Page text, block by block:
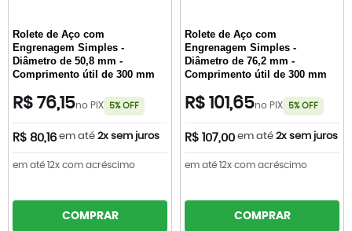
Rolete de Aço com
Engrenagem Simples -
Diâmetro de 50,8 mm -
Comprimento útil de 300 mm
R$ 76,15no PIX 5% OFF
R$ 80,16 em até 2x sem juros
em até 12x com acréscimo
COMPRAR
Rolete de Aço com
Engrenagem Simples -
Diâmetro de 76,2 mm -
Comprimento útil de 300 mm
R$ 101,65no PIX 5% OFF
R$ 107,00 em até 2x sem juros
em até 12x com acréscimo
COMPRAR